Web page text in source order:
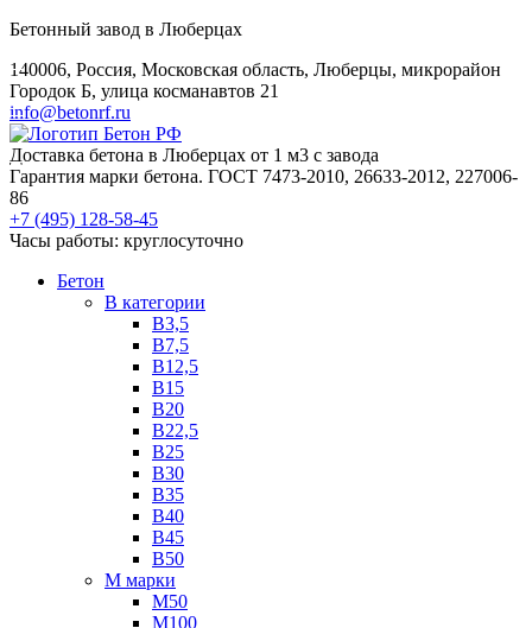
Бетонный завод в Люберцах
140006, Россия, Московская область, Люберцы, микрорайон
Городок Б, улица косманавтов 21
info@betonrf.ru
Доставка бетона в Люберцах от 1 м3 с завода
Гарантия марки бетона. ГОСТ 7473-2010, 26633-2012, 227006-
86
+7 (495) 128-58-45
Часы работы: круглосуточно
Бетон
B категории
B3,5
B7,5
B12,5
B15
B20
B22,5
B25
B30
B35
B40
B45
B50
М марки
М50
М100